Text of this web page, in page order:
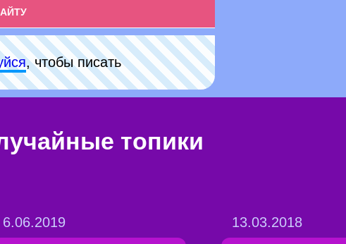
, чтобы писать
топики
6.06.2019 13.03.2018